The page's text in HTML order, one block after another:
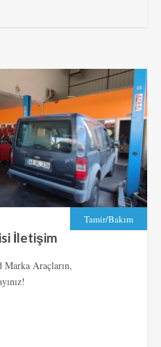
Tamir/Bakım
İletişim
Marka Araçların,